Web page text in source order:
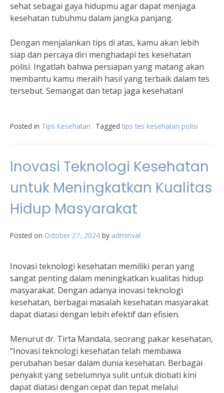
sehat sebagai gaya hidupmu agar dapat menjaga
kesehatan tubuhmu dalam jangka panjang.
Dengan menjalankan tips di atas, kamu akan lebih
siap dan percaya diri menghadapi tes kesehatan
polisi. Ingatlah bahwa persiapan yang matang akan
membantu kamu meraih hasil yang terbaik dalam tes
tersebut. Semangat dan tetap jaga kesehatan!
Posted in Tips Kesehatan Tagged tips tes kesehatan polisi
Inovasi Teknologi Kesehatan
untuk Meningkatkan Kualitas
Hidup Masyarakat
Posted on October 27, 2024 by adminval
Inovasi teknologi kesehatan memiliki peran yang
sangat penting dalam meningkatkan kualitas hidup
masyarakat. Dengan adanya inovasi teknologi
kesehatan, berbagai masalah kesehatan masyarakat
dapat diatasi dengan lebih efektif dan efisien.
Menurut dr. Tirta Mandala, seorang pakar kesehatan,
“Inovasi teknologi kesehatan telah membawa
perubahan besar dalam dunia kesehatan. Berbagai
penyakit yang sebelumnya sulit untuk diobati kini
dapat diatasi dengan cepat dan tepat melalui